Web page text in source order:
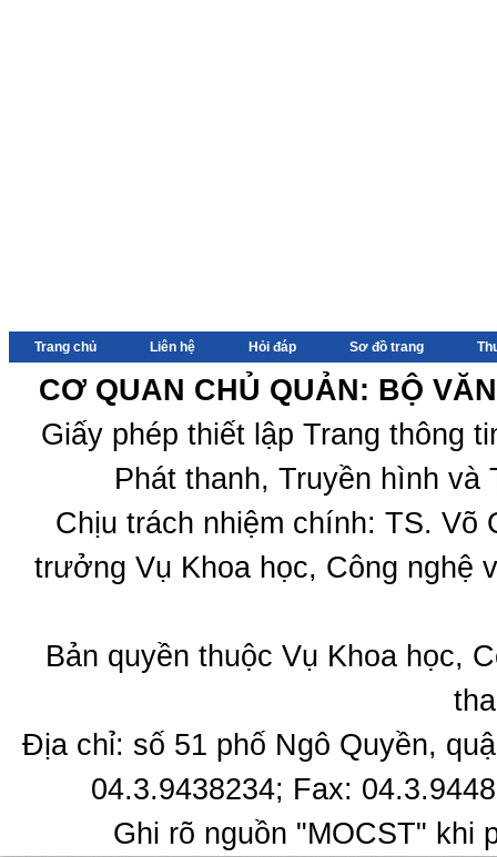
Trang chủ Liên hệ Hỏi đáp Sơ đồ trang
CƠ QUAN CHỦ QUẢN: BỘ
Giấy phép thiết lập Trang thông
Phát thanh, Truyền hình
Chịu trách nhiệm chính: TS.
trưởng Vụ Khoa học, Công nghệ
Bản quyền thuộc Vụ Khoa học,
Địa chỉ: số 51 phố Ngô Quyền,
04.3.9438234; Fax:
Ghi rõ nguồn "MOCST" khi